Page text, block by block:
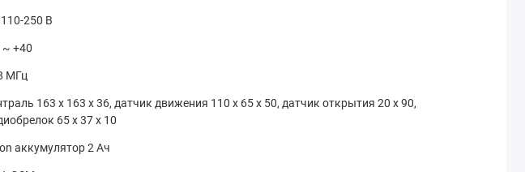
250 В
~ +40
МГц
163 x 163 x 36, датчик движения 110 х 65 х 50, датчик открытия 20 х 90,
65 х 37 х 10
аккумулятор 2 Aч